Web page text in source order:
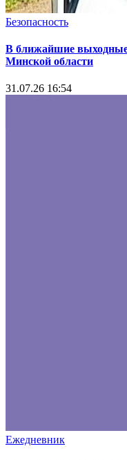
Безопасность
В ближайшие выходные
Минской области
31.07.26 16:54
Ежедневник